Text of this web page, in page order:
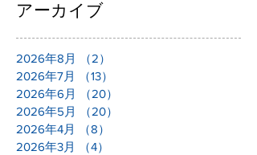
アーカイブ
2026年8月 （2）
2026年7月
（13）
2026年6月
（20）
2026年5月
（20）
2026年4月
（8）
2026年3月
（4）